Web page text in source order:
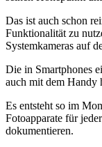
Das ist auch schon
Funktionalität zu
Systemkameras auf
Die in Smartphones
auch mit dem Handy
Es entsteht so im
Fotoapparate für
dokumentieren.